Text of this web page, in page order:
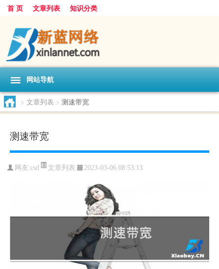
首 页 文章列表 知识分类
网站导航
> 文章列表 > 测速带宽
测速带宽
网友:csd 文章列表 2023-03-06 08:53:13